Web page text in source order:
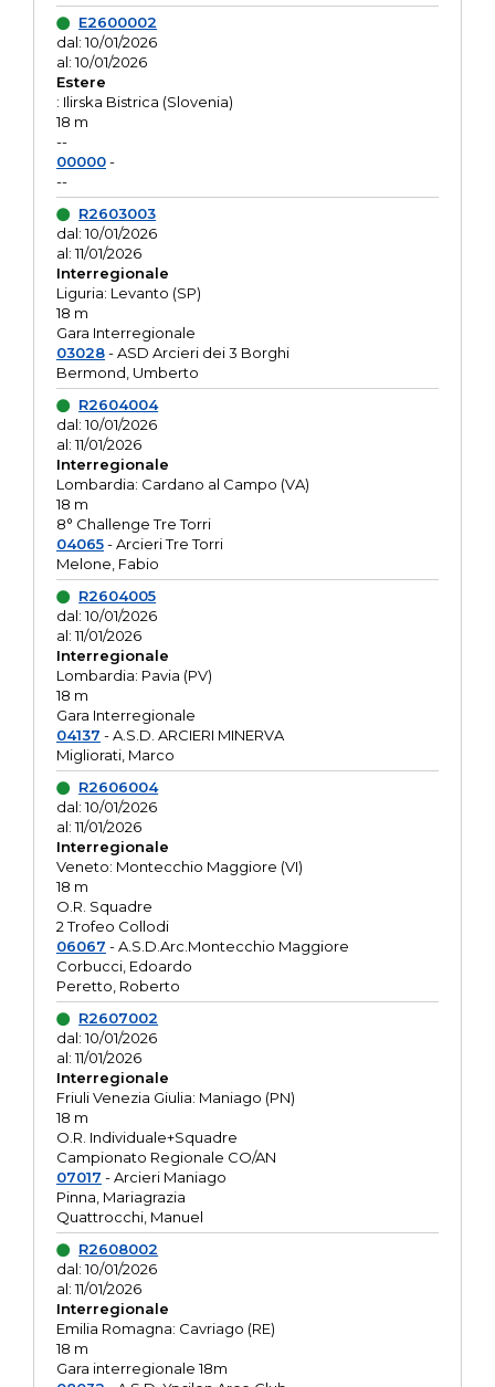
E2600002
dal: 10/01/2026
al: 10/01/2026
Estere
: Ilirska Bistrica (Slovenia)
18 m
--
00000-
--
R2603003
dal: 10/01/2026
al: 11/01/2026
Interregionale
Liguria: Levanto (SP)
18 m
Gara Interregionale
03028- ASD Arcieri dei 3 Borghi
Bermond, Umberto
R2604004
dal: 10/01/2026
al: 11/01/2026
Interregionale
Lombardia: Cardano al Campo (VA)
18 m
8° Challenge Tre Torri
04065- Arcieri Tre Torri
Melone, Fabio
R2604005
dal: 10/01/2026
al: 11/01/2026
Interregionale
Lombardia: Pavia (PV)
18 m
Gara Interregionale
04137 - A.S.D. ARCIERI MINERVA
Migliorati, Marco
R2606004
dal: 10/01/2026
al: 11/01/2026
Interregionale
Veneto: Montecchio Maggiore (VI)
18 m
O.R. Squadre
2 Trofeo Collodi
06067 - A.S.D.Arc.Montecchio Maggiore
Corbucci, Edoardo
Peretto, Roberto
R2607002
dal: 10/01/2026
al: 11/01/2026
Interregionale
Friuli Venezia Giulia: Maniago (PN)
18 m
O.R. Individuale+Squadre
Campionato Regionale CO/AN
07017 - Arcieri Maniago
Pinna, Mariagrazia
Quattrocchi, Manuel
R2608002
dal: 10/01/2026
al: 11/01/2026
Interregionale
Emilia Romagna: Cavriago (RE)
18 m
Gara interregionale 18m